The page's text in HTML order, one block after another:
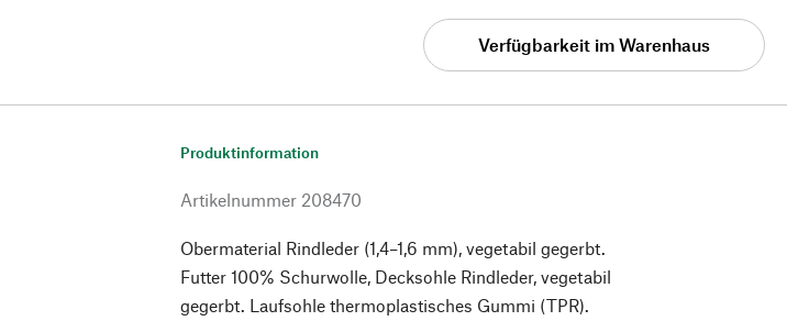
Verfügbarkeit im Warenhaus
Produktinformation
Artikelnummer 208470
Obermaterial Rindleder (1,4–1,6 mm), vegetabil gegerbt.
Futter 100% Schurwolle, Decksohle Rindleder, vegetabil
gegerbt. Laufsohle thermoplastisches Gummi (TPR).